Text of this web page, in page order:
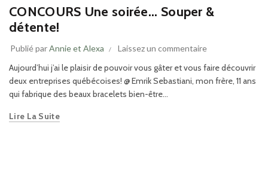
CONCOURS Une soirée... Souper &
détente!
Publié parAnnie et Alexa Laissez un commentaire
Aujourd’hui j’ai le plaisir de pouvoir vous gâter et vous faire découvrir
deux entreprises québécoises! @ Emrik Sebastiani, mon frère, 11 ans
qui fabrique des beaux bracelets bien-être...
Lire La Suite